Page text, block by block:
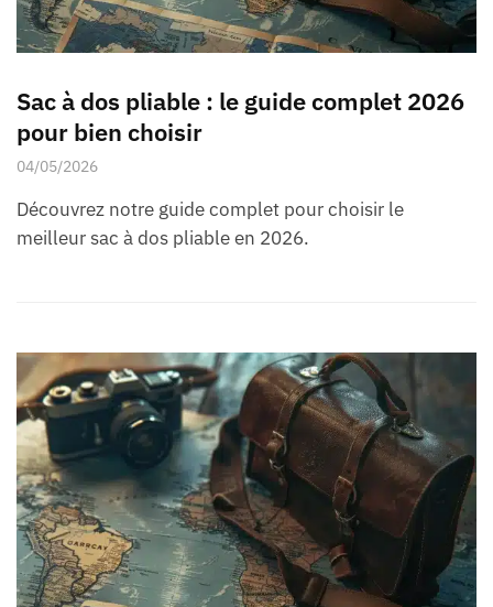
Sac à dos pliable : le guide complet 2026
pour bien choisir
04/05/2026
Découvrez notre guide complet pour choisir le
meilleur sac à dos pliable en 2026.